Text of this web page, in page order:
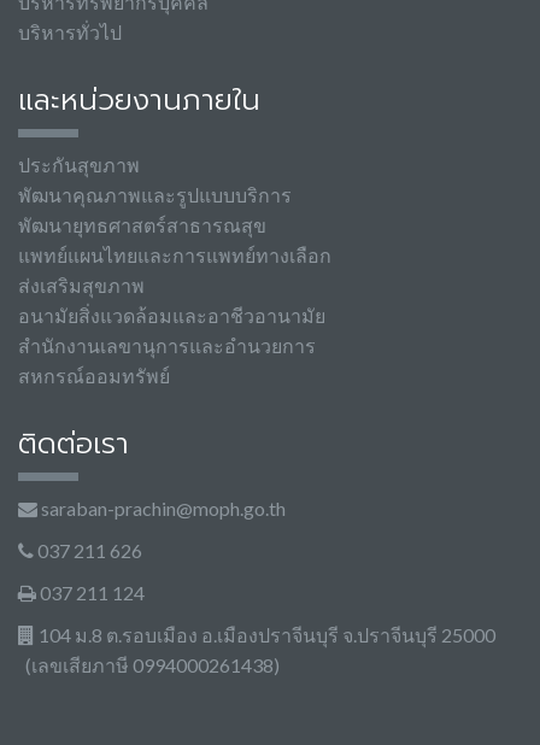
บริหารทั่วไป
และหน่วยงานภายใน
ประกันสุขภาพ
พัฒนาคุณภาพและรูปแบบบริการ
พัฒนายุทธศาสตร์สาธารณสุข
แพทย์แผนไทยและการแพทย์ทางเลือก
ส่งเสริมสุขภาพ
อนามัยสิ่งแวดล้อมและอาชีวอานามัย
สำนักงานเลขานุการและอำนวยการ
สหกรณ์ออมทรัพย์
ติดต่อเรา
saraban-prachin@moph.go.th
037 211 626
037 211 124
104 ม.8 ต.รอบเมือง อ.เมืองปราจีนบุรี จ.ปราจีนบุรี 25000
(เลขเสียภาษี 0994000261438)